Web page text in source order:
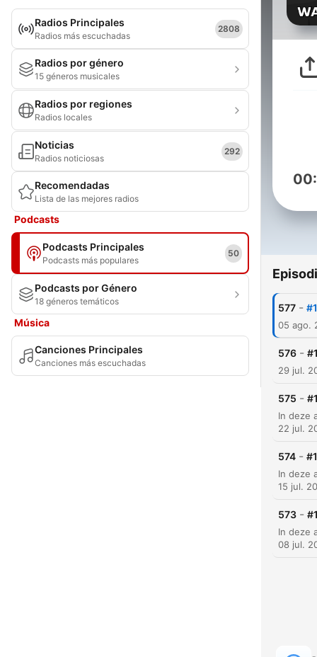
Radios Principales
Radios más escuchadas
2808
Radios por género
15 géneros musicales
Radios por regiones
Radios locales
Noticias
Radios noticiosas
292
Recomendadas
Lista de las mejores radios
Podcasts
Podcasts Principales
Podcasts más populares
50
Podcasts por Género
18 géneros temáticos
Música
Canciones Principales
Canciones más escuchadas
577 -
05 ago.
576 -
29 jul.
575 -
22 jul.
574 -
15 jul.
573 -
08 jul.